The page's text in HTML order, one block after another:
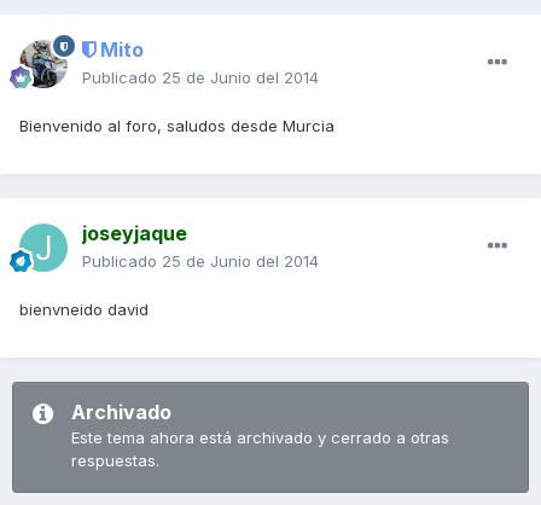
Mito
Publicado 25 de Junio del 2014
Bienvenido al foro, saludos desde Murcia
joseyjaque
Publicado 25 de Junio del 2014
bienvneido david
Archivado
Este tema ahora está archivado y cerrado a otras
respuestas.